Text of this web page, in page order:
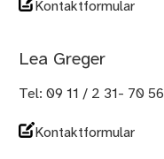
Kontaktformular
Lea Greger
Tel: 09 11 / 2 31- 70 56
Kontaktformular